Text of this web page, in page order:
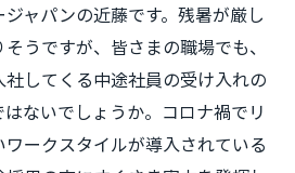
ャパンの近藤です。残暑が厳し
うですが、皆さまの職場でも、
してくる中途社員の受け入れの
ないでしょうか。コロナ禍でリ
ークスタイルが導入されている